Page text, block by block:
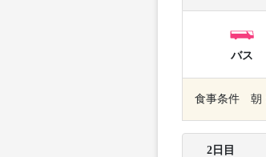
バス
食事条件
2日目